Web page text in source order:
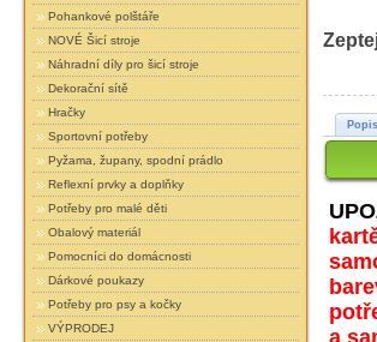
Pohankové polštáře
NOVÉ Šicí stroje
Náhradní díly pro šicí stroje
Dekorační sítě
Hračky
Sportovní potřeby
Pyžama, župany, spodní prádlo
Reflexní prvky a doplňky
Potřeby pro malé děti
Obalový materiál
Pomocníci do domácnosti
Dárkové poukazy
Potřeby pro psy a kočky
VÝPRODEJ
Popis
a